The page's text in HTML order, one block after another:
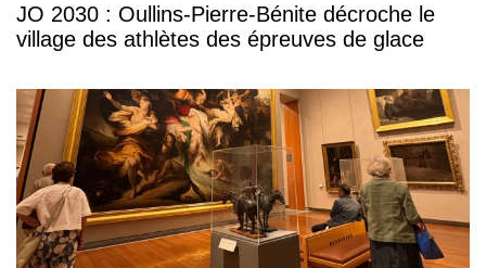
JO 2030 : Oullins-Pierre-Bénite décroche le
village des athlètes des épreuves de glace